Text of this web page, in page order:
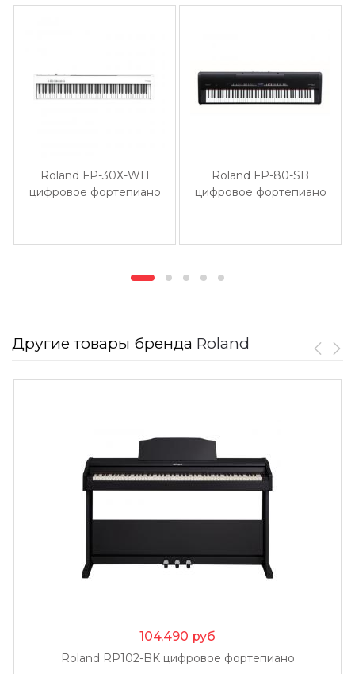
Roland FP-30X-WH
цифровое фортепиано
Roland FP-80-SB
цифровое фортепиано
Другие товары бренда Roland
104,490 руб
Roland RP102-BK цифровое фортепиано